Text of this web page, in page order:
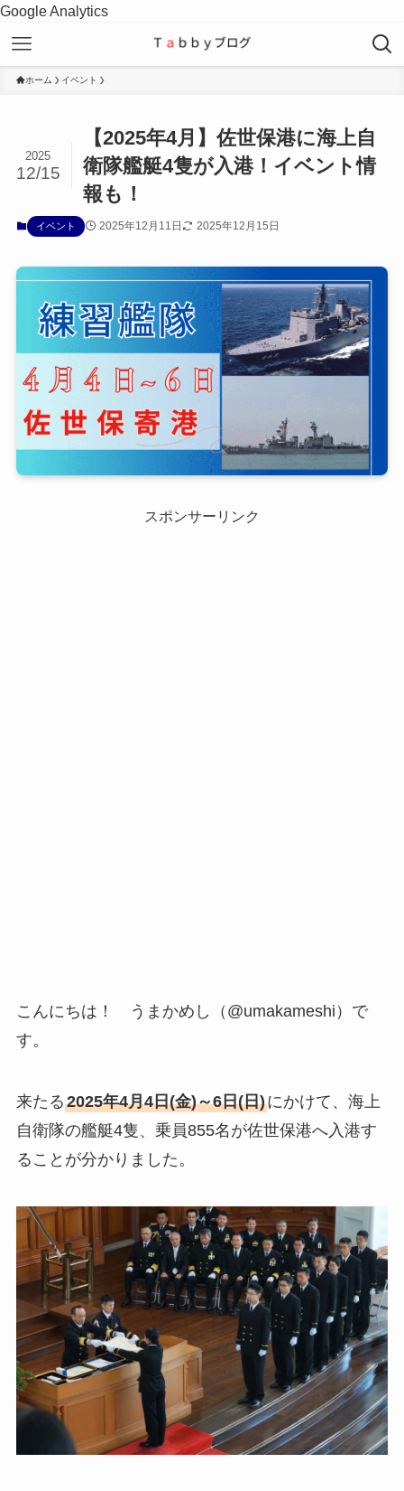
Google Analytics
ホーム イベント
【2025年4月】佐世保港に海上自
衛隊艦艇4隻が入港！イベント情
報も！
2025
12/15
イベント 2025年12月11日 2025年12月15日
スポンサーリンク
こんにちは！ うまかめし（@umakameshi）で
す。
来たる2025年4月4日(金)～6日(日)にかけて、海上
自衛隊の艦艇4隻、乗員855名が佐世保港へ入港す
ることが分かりました。